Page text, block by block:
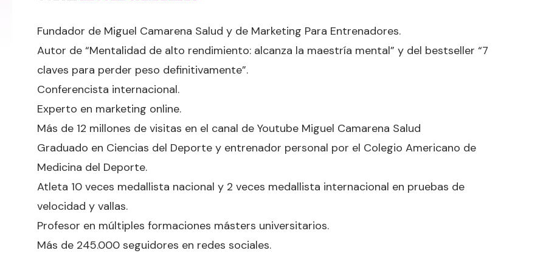
Fundador de Miguel Camarena Salud y de Marketing Para Entrenadores.
Autor de “Mentalidad de alto rendimiento: alcanza la maestría mental” y del bestseller “7
claves para perder peso definitivamente”.
Conferencista internacional.
Experto en marketing online.
Más de 12 millones de visitas en el canal de Youtube Miguel Camarena Salud
Graduado en Ciencias del Deporte y entrenador personal por el Colegio Americano de
Medicina del Deporte.
Atleta 10 veces medallista nacional y 2 veces medallista internacional en pruebas de
velocidad y vallas.
Profesor en múltiples formaciones másters universitarios.
Más de 245.000 seguidores en redes sociales.